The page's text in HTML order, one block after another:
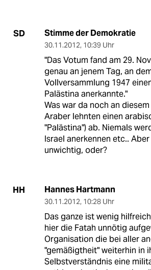
SD Stimme der Demokratie
30.11.2012, 10:39 Uhr
"Das Votum fand am 29.
genau an jenem Tag, an
Vollversammlung 1947
Palästina anerkannte."
Was war da noch an
Araber lehnten einen
"Palästina") ab. Niemals
Israel anerkennen etc..
unwichtig, oder?
HH Hannes Hartmann
30.11.2012, 10:28 Uhr
Das ganze ist wenig
hier die Fatah unnötig
Organisation die bei aller
"gemäßigtheit" weiterhin in
Selbstverständnis eine